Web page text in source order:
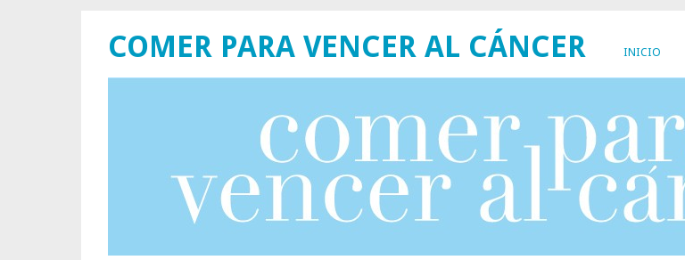
INICIO
COMER PARA VENCER AL CÁNCER